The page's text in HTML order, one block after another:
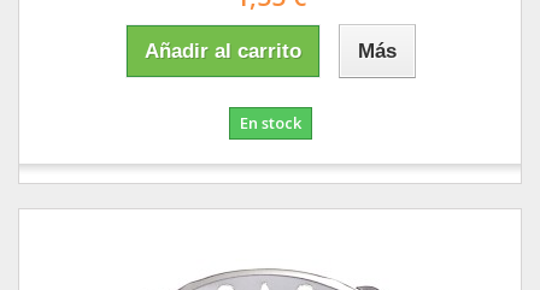
Añadir al carrito Más
En stock